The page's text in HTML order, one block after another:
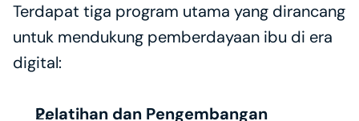
Terdapat tiga program utama yang dirancang
untuk mendukung pemberdayaan ibu di era
digital:
Pelatihan dan Pengembangan